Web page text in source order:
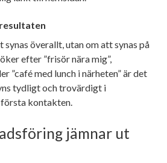
synas överallt, utan om att synas på
efter ”frisör nära mig”,
”café med lunch i närheten” är det
tydligt och trovärdigt i
kontakten.
jämnar ut